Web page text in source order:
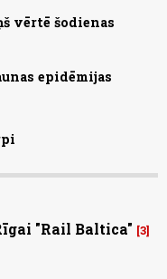
vērtē šodienas
epidēmijas
"Rail Baltica" 3